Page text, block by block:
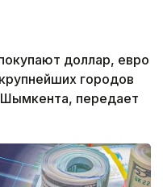
доллар, евро
городов
передает